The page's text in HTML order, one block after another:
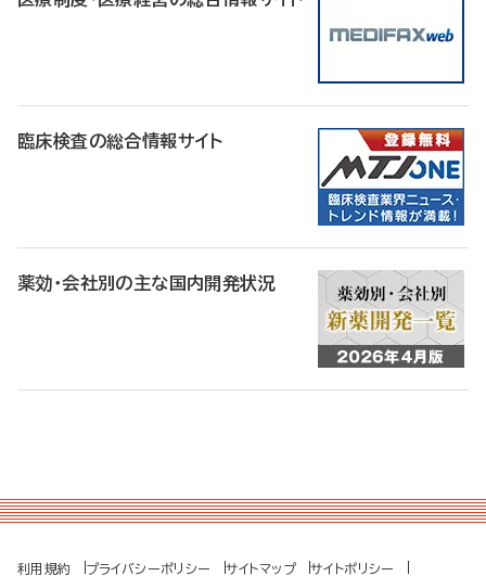
臨床検査の総合情報サイト
薬効・会社別の主な国内開発状況
利用規約 プライバシーポリシー サイトマップ サイトポリシー